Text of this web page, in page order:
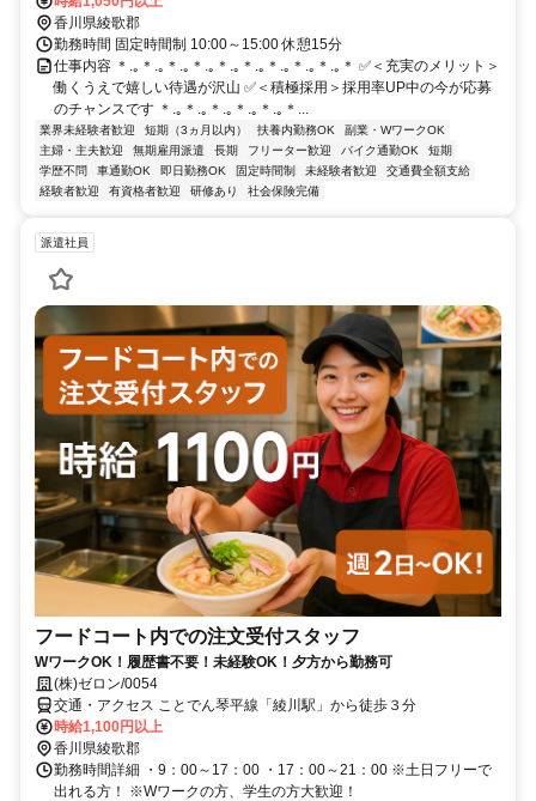
香川県綾歌郡
勤務時間 固定時間制 10:00～15:00 休憩15分
仕事内容 ＊.｡＊.｡＊.｡＊.｡＊.｡＊.｡＊.｡＊.｡＊.｡＊ ✅＜充実のメリット＞
働くうえで嬉しい待遇が沢山 ✅＜積極採用＞採用率UP中の今が応募
のチャンスです ＊.｡＊.｡＊.｡＊.｡＊.｡＊...
業界未経験者歓迎 短期（3ヵ月以内） 扶養内勤務OK
副業・WワークOK
主婦・主夫歓迎
無期雇用派遣 長期 フリーター歓迎 バイク通勤OK
短期
学歴不問
車通勤OK 即日勤務OK 固定時間制 未経験者歓迎
交通費全額支給
経験者歓迎
有資格者歓迎 研修あり 社会保険完備
派遣社員
フードコート内での注文受付スタッフ
WワークOK！履歴書不要！未経験OK！夕方から勤務可
(株)ゼロン/0054
交通・アクセス ことでん琴平線「綾川駅」から徒歩３分
時給1,100円以上
香川県綾歌郡
勤務時間詳細 ・9：00～17：00 ・17：00～21：00 ※土日フリーで
出れる方！ ※Wワークの方、学生の方大歓迎！